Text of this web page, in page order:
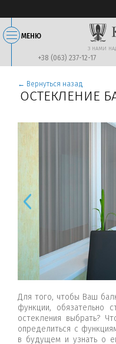
МЕНЮ
З НАМИ
+38 (063) 237-12-17
← Вернуться назад
ОСТЕКЛЕНИЕ
Для того, чтобы Ваш
функции, обязательно
остекления выбрать?
определиться с
в будущем и узнать о